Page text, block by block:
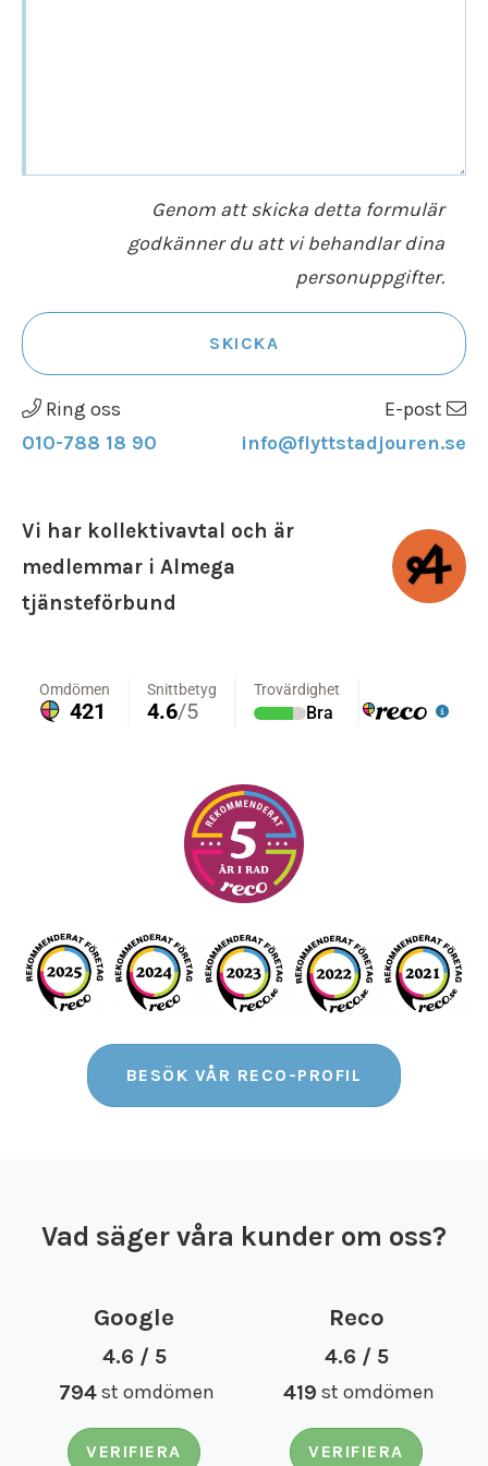
Genom att skicka detta formulär
godkänner du att vi behandlar dina
personuppgifter.
SKICKA
Ring oss
010-788 18 90
E-post
info@flyttstadjouren.se
Vi har kollektivavtal och är
medlemmar i Almega
tjänsteförbund
BESÖK VÅR RECO-PROFIL
Vad säger våra kunder om oss?
Google
4.6 / 5
794 st omdömen
VERIFIERA
Reco
4.6 / 5
419 st omdömen
VERIFIERA